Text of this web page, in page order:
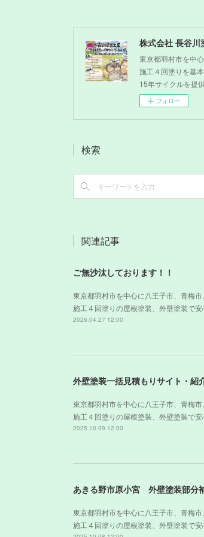
株式会社 長谷川
東京都羽村市を中
施工４回塗りを基
15年サイクルを提
フォロー
検索
関連記事
ご無沙汰しております！！
東京都羽村市を中心に八王子市、青梅
施工４回塗りの屋根塗装、外壁塗装で
2026.04.27 12:00
外壁塗装一括見積もりサイト・紹
東京都羽村市を中心に八王子市、青梅
施工４回塗りの屋根塗装、外壁塗装で
2025.10.09 12:00
あきる野市原小宮 外壁塗装部分
東京都羽村市を中心に八王子市、青梅
施工４回塗りの屋根塗装、外壁塗装で